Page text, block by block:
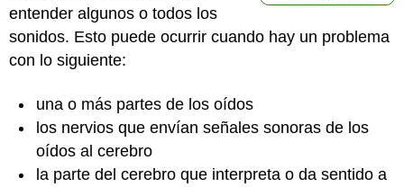
entender algunos o todos los
sonidos. Esto puede ocurrir cuando hay un problema
con lo siguiente:
una o más partes de los oídos
los nervios que envían señales sonoras de los
oídos al cerebro
la parte del cerebro que interpreta o da sentido a